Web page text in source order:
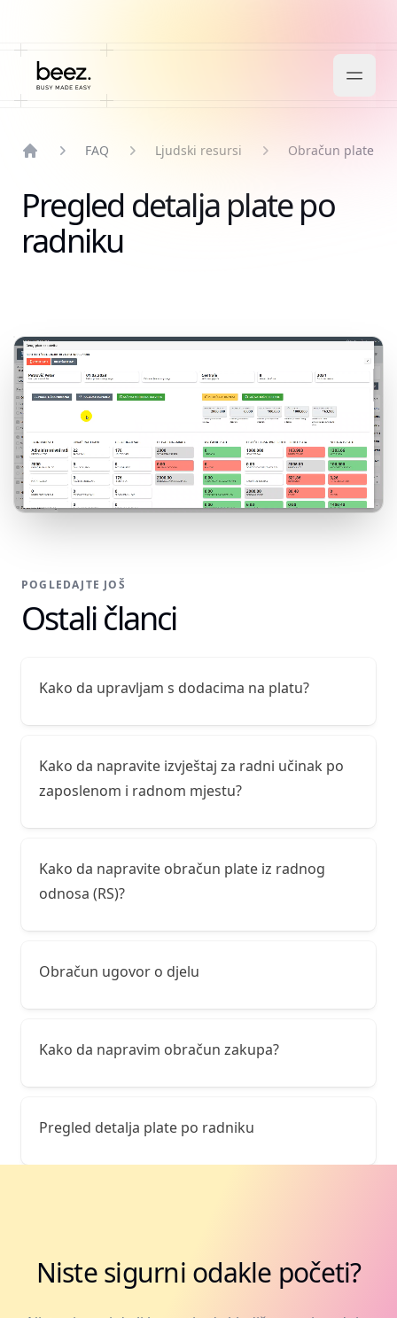
FAQ Ljudski resursi Obračun plate
Pregled detalja plate po
radniku
POGLEDAJTE JOŠ
Ostali članci
Kako da upravljam s dodacima na platu?
Kako da napravite izvještaj za radni učinak po
zaposlenom i radnom mjestu?
Kako da napravite obračun plate iz radnog
odnosa (RS)?
Obračun ugovor o djelu
Kako da napravim obračun zakupa?
Pregled detalja plate po radniku
Niste sigurni odakle početi?